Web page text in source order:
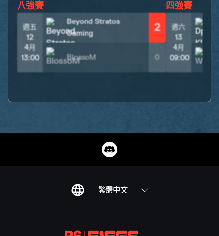
八強賽
週五
12
4月
13:00
Beyond Stratos
Gaming
2
BlossoM 0
四強賽
週六
13
4月
09:00
繁體中文